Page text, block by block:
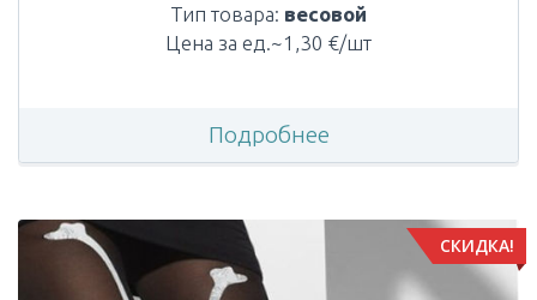
Тип товара: весовой
Цена за ед.~1,30 €/шт
Подробнее
СКИДКА!